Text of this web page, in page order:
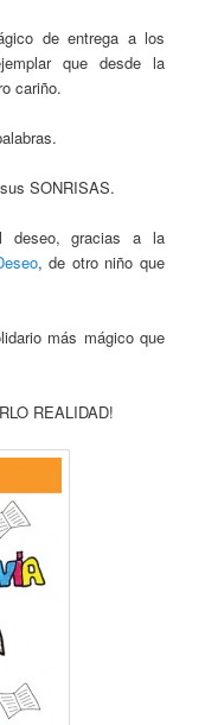
de entrega a los
que desde la
cariño.
SONRISAS.
deseo, gracias a la
, de otro niño que
más mágico que
REALIDAD!